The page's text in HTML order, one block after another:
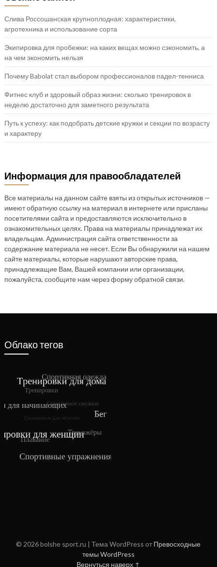
Слива Россошанская крупноплодная: характеристики,
агротехника и использование сорта
Экипировка для пробежки: на каких вещах можно сэкономить, а
на чем экономить нельзя
Почему Babolat стал выбором профессионалов падел-тенниса
Фитнес клуб и здоровый образ жизни: сколько тренировок в
неделю достаточно для заметного результата
Путь к успеху: как подобрать детские кружки и секции по возрасту
и характеру
Информация для правообладателей
Все материалы на данном сайте взяты из открытых источников —
имеют обратную ссылку на материал в интернете или присланы
посетителями сайта и предоставляются исключительно в
ознакомительных целях. Права на материалы принадлежат их
владельцам. Администрация сайта ответственности за
содержание материала не несет. Если Вы обнаружили на нашем
сайте материалы, которые нарушают авторские права,
принадлежащие Вам, Вашей компании или организации,
пожалуйста, сообщите нам через форму обратной связи.
Облако тегов
© 2026 bolshe sport.ru | Тема WordPress от Превосходные
темы WordPress
Вернуться наверх ↑